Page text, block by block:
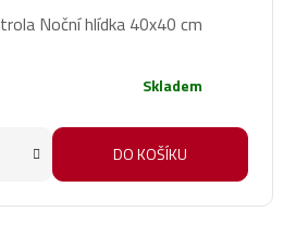
Noční hlídka 40x40 cm
Skladem
DO KOŠÍKU